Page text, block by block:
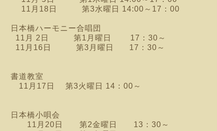
11月18日 第3水曜日 14:00～17：00
日本橋ハーモニー合唱団
11月 2日 第1月曜日 17：30～
11月16日 第3月曜日 17：30～
書道教室
11月17日 第3火曜日 14：00～
日本橋小唄会
11月20日 第2金曜日 13：30～